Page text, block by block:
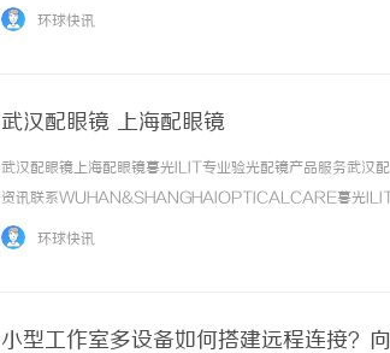
益生菌的关键要点。一、看产品的营养组分专业的益生菌产
环球快讯
武汉配眼镜 上海配眼镜
武汉配眼镜上海配眼镜暮光ILIT专业验光配镜产品服务武汉
资讯联系WUHAN&SHANGHAIOPTICALCARE暮光ILIT
品牌，现于武汉与上海设有4家门店。以完整验光、正品镜
环球快讯
小型工作室多设备如何搭建远程连接？